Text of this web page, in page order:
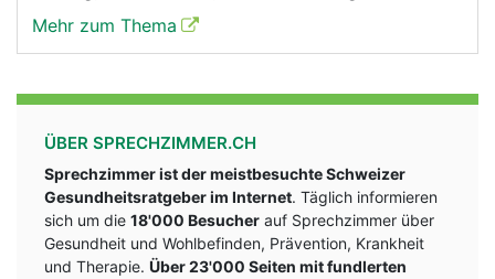
Mehr zum Thema
ÜBER SPRECHZIMMER.CH
Sprechzimmer ist der meistbesuchte Schweizer
Gesundheitsratgeber im Internet. Täglich informieren
sich um die 18'000 Besucher auf Sprechzimmer über
Gesundheit und Wohlbefinden, Prävention, Krankheit
und Therapie. Über 23'000 Seiten mit fundlerten